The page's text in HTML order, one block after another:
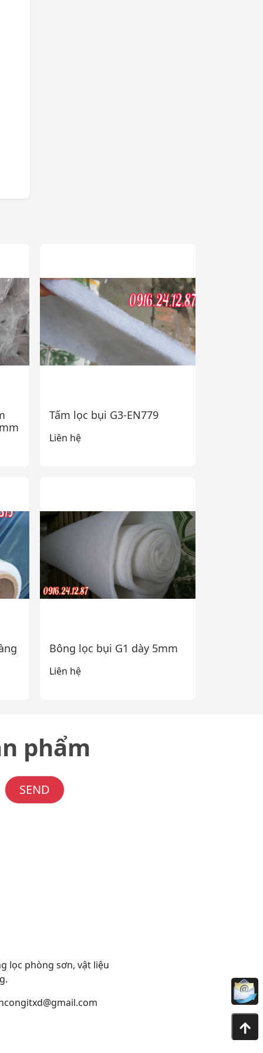
Tấm lọc bụi G3-EN779
Liên hệ
Bông lọc bụi G1 dày 5mm
Liên hệ
phẩm
SEND
lọc phòng sơn, vật liệu